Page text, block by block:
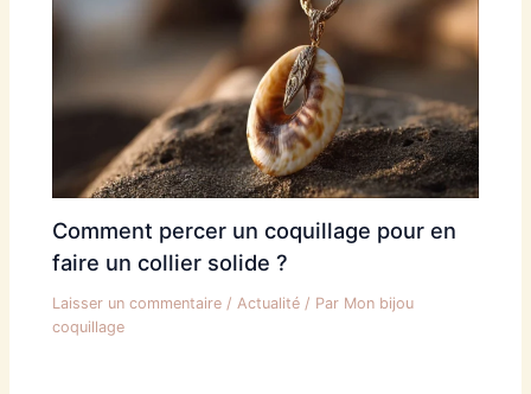
Comment percer un coquillage pour en
faire un collier solide ?
Laisser un commentaire /Actualité / Par Mon bijou
coquillage